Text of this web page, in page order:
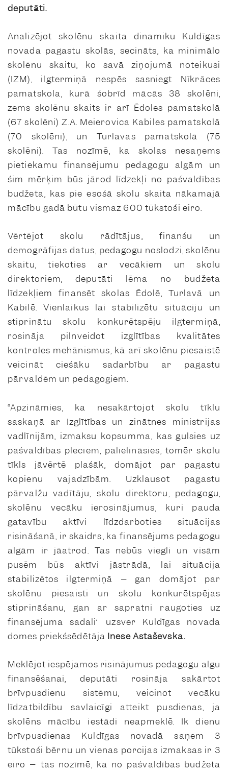
deputāti.
Analizējot skolēnu skaita dinamiku Kuldīgas
novada pagastu skolās, secināts, ka minimālo
skolēnu skaitu, ko savā ziņojumā noteikusi
(IZM), ilgtermiņā nespēs sasniegt Nīkrāces
pamatskola, kurā šobrīd mācās 38 skolēni,
zems skolēnu skaits ir arī Ēdoles pamatskolā
(67 skolēni) Z.A. Meierovica Kabiles pamatskolā
(70 skolēni), un Turlavas pamatskolā (75
skolēni). Tas nozīmē, ka skolas nesaņems
pietiekamu finansējumu pedagogu algām un
šim mērķim būs jārod līdzekļi no pašvaldības
budžeta, kas pie esošā skolu skaita nākamajā
mācību gadā būtu vismaz 600 tūkstoši eiro.
Vērtējot skolu rādītājus, finanšu un
demogrāfijas datus, pedagogu noslodzi, skolēnu
skaitu, tiekoties ar vecākiem un skolu
direktoriem, deputāti lēma no budžeta
līdzekļiem finansēt skolas Ēdolē, Turlavā un
Kabilē. Vienlaikus lai stabilizētu situāciju un
stiprinātu skolu konkurētspēju ilgtermiņā,
rosināja pilnveidot izglītības kvalitātes
kontroles mehānismus, kā arī skolēnu piesaistē
veicināt ciešāku sadarbību ar pagastu
pārvaldēm un pedagogiem.
“Apzināmies, ka nesakārtojot skolu tīklu
saskaņā ar Izglītības un zinātnes ministrijas
vadlīnijām, izmaksu kopsumma, kas gulsies uz
pašvaldības pleciem, palielināsies, tomēr skolu
tīkls jāvērtē plašāk, domājot par pagastu
kopienu vajadzībām. Uzklausot pagastu
pārvalžu vadītāju, skolu direktoru, pedagogu,
skolēnu vecāku ierosinājumus, kuri pauda
gatavību aktīvi līdzdarboties situācijas
risināšanā, ir skaidrs, ka finansējums pedagogu
algām ir jāatrod. Tas nebūs viegli un visām
pusēm būs aktīvi jāstrādā, lai situācija
stabilizētos ilgtermiņā – gan domājot par
skolēnu piesaisti un skolu konkurētspējas
stiprināšanu, gan ar sapratni raugoties uz
finansējuma sadali” uzsver Kuldīgas novada
domes priekšsēdētāja Inese Astaševska.
Meklējot iespējamos risinājumus pedagogu algu
finansēšanai, deputāti rosināja sakārtot
brīvpusdienu sistēmu, veicinot vecāku
līdzatbildību savlaicīgi atteikt pusdienas, ja
skolēns mācību iestādi neapmeklē. Ik dienu
brīvpusdienas Kuldīgas novadā saņem 3
tūkstoši bērnu un vienas porcijas izmaksas ir 3
eiro – tas nozīmē, ka no pašvaldības budžeta